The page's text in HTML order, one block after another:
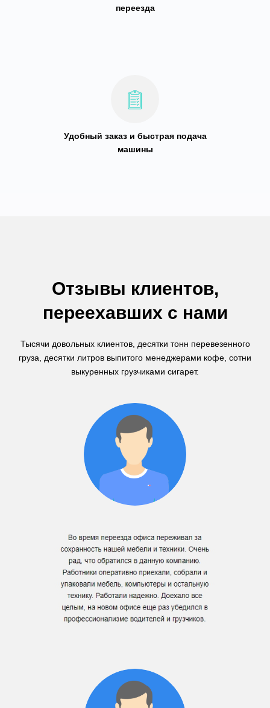
переезда
Удобный заказ и быстрая подача
машины
Отзывы клиентов,
переехавших с нами
Тысячи довольных клиентов, десятки тонн перевезенного
груза, десятки литров выпитого менеджерами кофе, сотни
выкуренных грузчиками сигарет.